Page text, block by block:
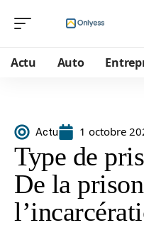
Actu Auto
Actu 1 octobre
Type de
De la